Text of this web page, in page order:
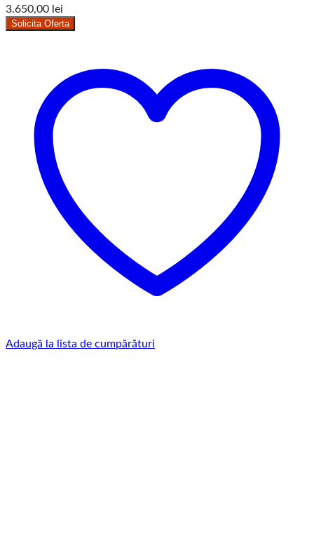
3.650,00 lei
Solicita Oferta
Adaugă la lista de cumpărături